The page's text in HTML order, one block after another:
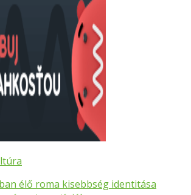
élő roma kisebbség identitása